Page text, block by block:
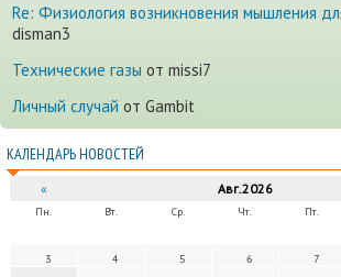
Re: Физиология возникновения мышления
disman3
Технические газы от missi7
Личный случай от Gambit
КАЛЕНДАРЬ НОВОСТЕЙ
« Авг.2026
Пн. Вт. Ср. Чт. Пт.
3
4 5 6 7